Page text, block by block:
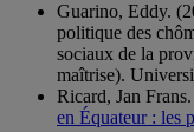
Guarino, Eddy.
politique des
sociaux de la
maîtrise).
Ricard, Jan
en Équateur : les